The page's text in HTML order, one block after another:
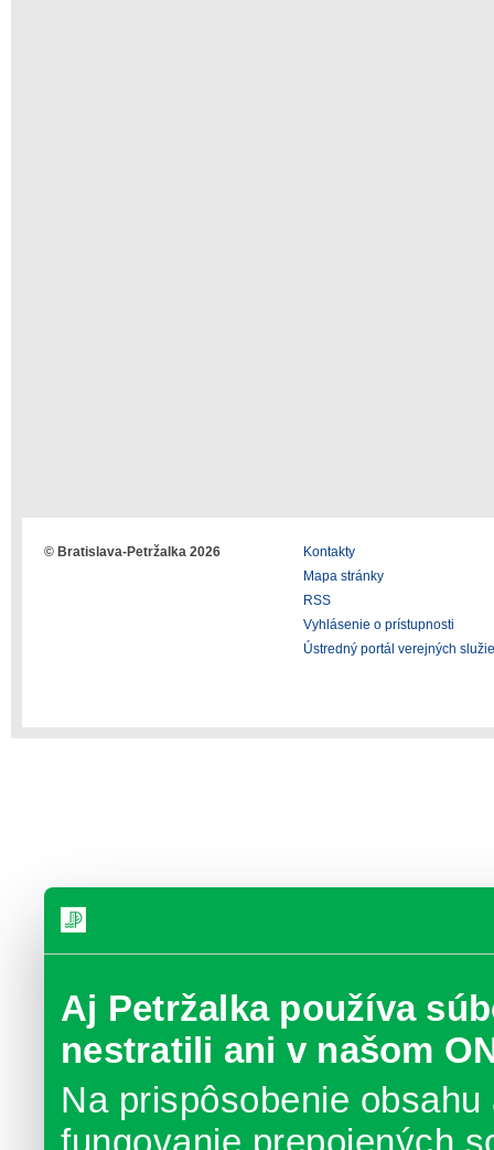
Aj Petržalka používa
nestratili ani v našom
Na prispôsobenie
© Bratislava-Petržalka 2026
Kontakty
Mapa stránky
RSS
Vyhlásenie o prístupnosti
Ústredný portál verejných